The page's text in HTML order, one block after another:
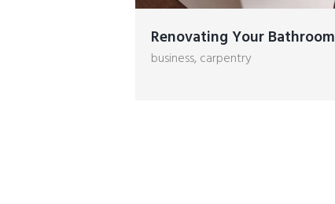
Renovating Your Bathroom
business,carpentry